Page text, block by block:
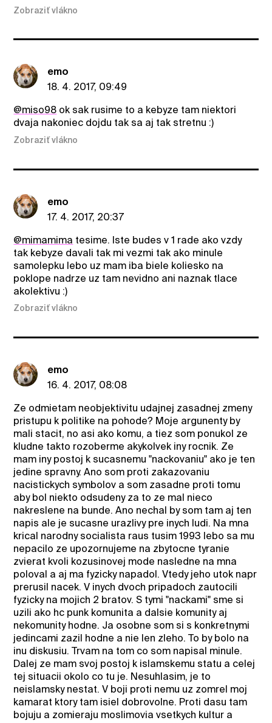
Zobraziť vlákno
emo
18. 4. 2017, 09:49
@miso98 ok sak rusime to a kebyze tam niektori
dvaja nakoniec dojdu tak sa aj tak stretnu :)
Zobraziť vlákno
emo
17. 4. 2017, 20:37
@mimamima tesime. Iste budes v 1 rade ako vzdy
tak kebyze davali tak mi vezmi tak ako minule
samolepku lebo uz mam iba biele koliesko na
poklope nadrze uz tam nevidno ani naznak tlace
akolektivu :)
Zobraziť vlákno
emo
16. 4. 2017, 08:08
Ze odmietam neobjektivitu udajnej zasadnej zmeny
pristupu k politike na pohode? Moje argunenty by
mali stacit, no asi ako komu, a tiez som ponukol ze
kludne takto rozoberme akykolvek iny rocnik. Ze
mam iny postoj k sucasnemu "nackovaniu" ako je ten
jedine spravny. Ano som proti zakazovaniu
nacistickych symbolov a som zasadne proti tomu
aby bol niekto odsudeny za to ze mal nieco
nakreslene na bunde. Ano nechal by som tam aj ten
napis ale je sucasne urazlivy pre inych ludi. Na mna
krical narodny socialista raus tusim 1993 lebo sa mu
nepacilo ze upozornujeme na zbytocne tyranie
zvierat kvoli kozusinovej mode nasledne na mna
poloval a aj ma fyzicky napadol. Vtedy jeho utok napr
prerusil nacek. V inych dvoch pripadoch zautocili
fyzicky na mojich 2 bratov. S tymi "nackami" sme si
uzili ako hc punk komunita a dalsie komunity aj
nekomunity hodne. Ja osobne som si s konkretnymi
jedincami zazil hodne a nie len zleho. To by bolo na
inu diskusiu. Trvam na tom co som napisal minule.
Dalej ze mam svoj postoj k islamskemu statu a celej
tej situacii okolo co tu je. Nesuhlasim, je to
neislamsky nestat. V boji proti nemu uz zomrel moj
kamarat ktory tam isiel dobrovolne. Proti dasu tam
bojuju a zomieraju moslimovia vsetkych kultur a